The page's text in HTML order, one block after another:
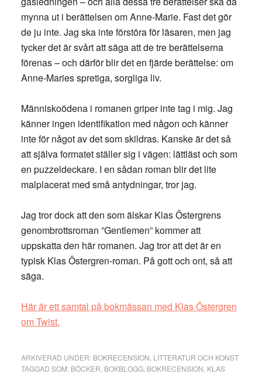
mynna ut i berättelsen om Anne-Marie. Fast det gör
de ju inte. Jag ska inte förstöra för läsaren, men jag
tycker det är svårt att säga att de tre berättelserna
förenas – och därför blir det en fjärde berättelse: om
Anne-Maries spretiga, sorgliga liv.
Människoödena i romanen griper inte tag i mig. Jag
känner ingen identifikation med någon och känner
inte för något av det som skildras. Kanske är det så
att själva formatet ställer sig i vägen: lättläst och som
en puzzeldeckare. I en sådan roman blir det lite
malplacerat med små antydningar, tror jag.
Jag tror dock att den som älskar Klas Östergrens
genombrottsroman ”Gentlemen” kommer att
uppskatta den här romanen. Jag tror att det är en
typisk Klas Östergren-roman. På gott och ont, så att
säga.
Här är ett samtal på bokmässan med Klas Östergren
om Twist.
ARKIVERAD UNDER: BOKRECENSION LITTERATUR OCH KONST
TAGGAD SOM: BÖCKER BOKBLOGG, BOKRECENSION KLAS